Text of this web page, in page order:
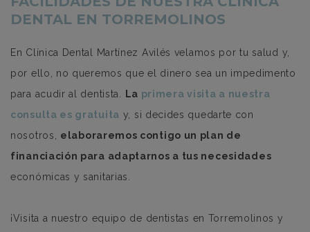
DENTAL EN TORREMOLINOS
En Clínica Dental Martínez Avilés velamos por tu salud y,
por ello, no queremos que el dinero sea un impedimento
para acudir al dentista.
La primera visita a nuestra
consulta es gratuita y, si decides quedarte con
nosotros, elaboraremos contigo un plan de
financiación para adaptarnos a tus necesidades
económicas y sanitarias.
¡Visita a nuestro equipo de dentistas en Torremolinos y